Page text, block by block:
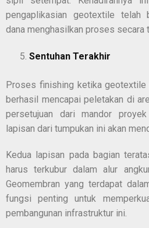
pengaplikasian geotextile telah
dana menghasilkan proses secara
Sentuhan Terakhir
Proses finishing ketika geotextile
berhasil mencapai peletakan di
persetujuan dari mandor
lapisan dari tumpukan ini akan
Kedua lapisan pada bagian
harus terkubur dalam alur
Geomembran yang terdapat
fungsi penting untuk
pembangunan infrastruktur ini.